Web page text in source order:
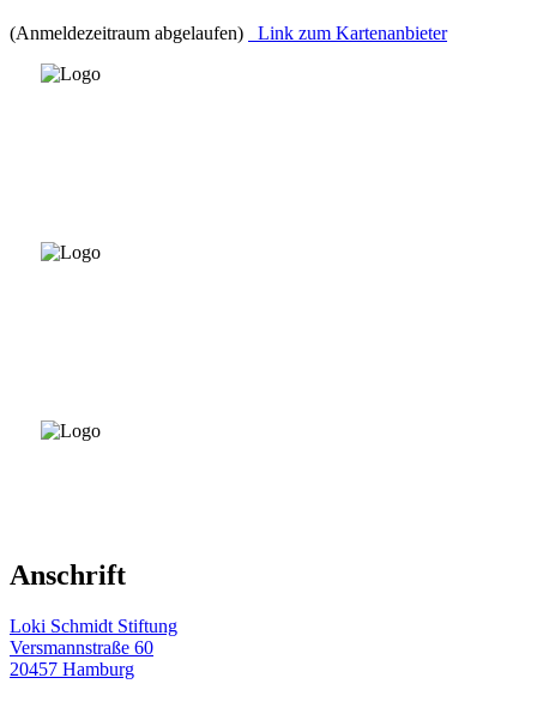
(Anmeldezeitraum abgelaufen)
Link zum Kartenanbieter
Anschrift
Loki Schmidt Stiftung
Versmannstraße 60
20457 Hamburg